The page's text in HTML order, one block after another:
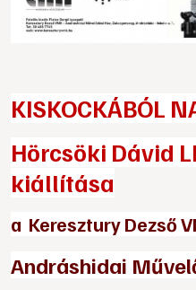
KISKOCKÁBÓL
Hörcsöki Dávid
kiállítása
a Keresztury Dezső
Andráshidai